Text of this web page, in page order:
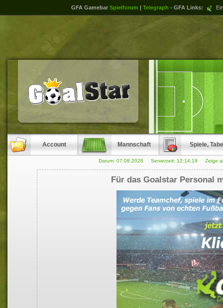
GFA Gamebar Spielforum | Telegraph - GFA Links:
Account Mannschaft Spiele,
Datum: 07.08.2026 Serverzeit: 12:14:19 Zeige
Für das Goalstar Personal